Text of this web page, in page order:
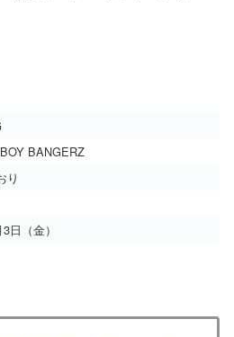
BANGERZ
り
日（金）